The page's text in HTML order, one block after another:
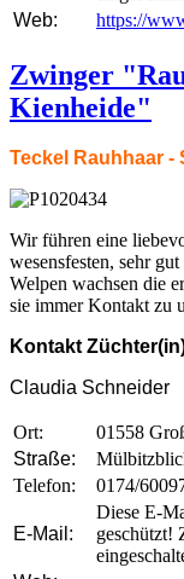
Web:
https://
Zwinger
Kienheide"
Teckel Rauhhaar -
Wir führen eine
wesensfesten, sehr
Welpen wachsen die
sie immer Kontakt zu
Kontakt
Claudia Schneider
Ort:
01558
Straße:
Telefon:
0174/
E-Mail:
Diese E-
geschützt!